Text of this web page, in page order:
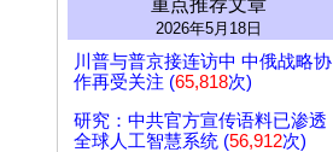
重点推荐文章
2026年5月18日
川普与普京接连访中 中俄战略协
作再受关注 (65,818次)
研究：中共官方宣传语料已渗透
全球人工智慧系统 (56,912次)